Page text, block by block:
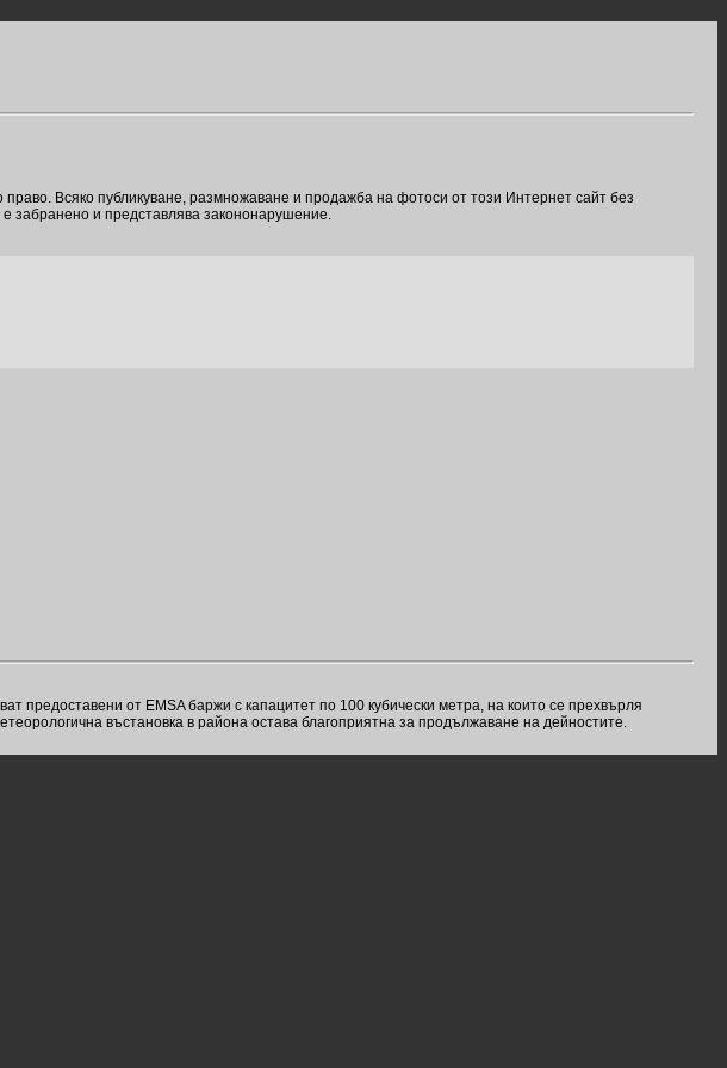
Всяко публикуване, размножаване и продажба на фотоси от този Интернет сайт без
забранено и представлява закононарушение.
от EMSA баржи с капацитет по 100 кубически метра, на които се прехвърля
въстановка в района остава благоприятна за продължаване на дейностите.